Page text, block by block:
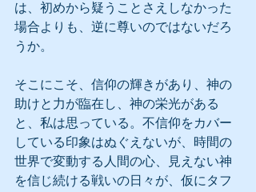
は、初めから疑うことさえしなかった
場合よりも、逆に尊いのではないだろ
うか。
そこにこそ、信仰の輝きがあり、神の
助けと力が臨在し、神の栄光がある
と、私は思っている。不信仰をカバー
している印象はぬぐえないが、時間の
世界で変動する人間の心、見えない神
を信じ続ける戦いの日々が、仮にタフ